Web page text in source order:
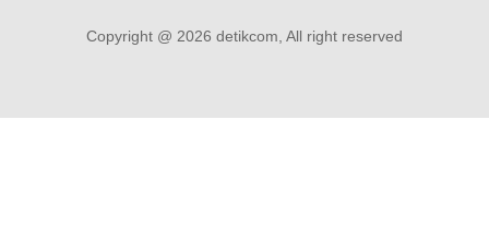
Copyright @ 2026 detikcom, All right reserved